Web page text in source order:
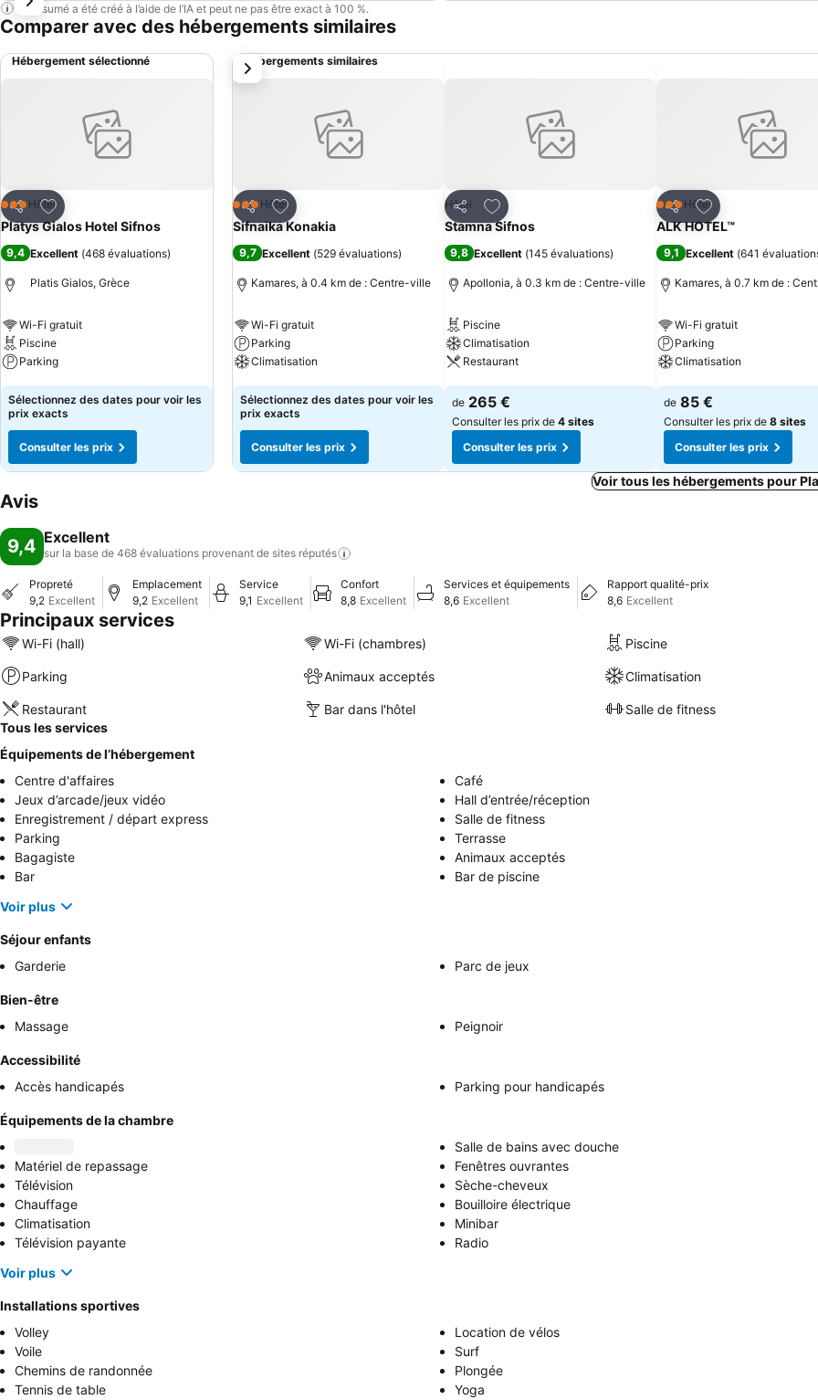
Ce résumé a été créé à l’aide de l’IA et peut ne pas être exact à 100 %.
Comparer avec des hébergements similaires
Hébergement sélectionné
Partager
Ajouter à mes favoris
3 ÉtoilesHôtel
Platys Gialos Hotel Sifnos
9,4 Excellent (468 évaluations)
Platis Gialos, Grèce
Wi-Fi gratuit
Piscine
Parking
Consulter les prix
Sélectionnez des dates pour voir les
prix exacts
Consulter les prix
Hébergements similaires
Partager
Ajouter à mes favoris
3 ÉtoilesHôtel
Sifnaika Konakia
9,7 Excellent (529 évaluations)
Kamares, à 0.4 km de : Centre-ville
Wi-Fi gratuit
Parking
Climatisation
Consulter les prix
Sélectionnez des dates pour voir les
prix exacts
Consulter les prix
Partager
Ajouter à mes favoris
Hôtel
Stamna Sifnos
9,8 Excellent (145 évaluations)
Apollonia, à 0.3 km de : Centre-ville
Piscine
Climatisation
Restaurant
Consulter les prix
de 265 €
Consulter les prix de 4 sites
Consulter les prix
Partager
Ajouter à mes
3 ÉtoilesHôtel
ALK HOTEL™
9,1 Excellent (641
Kamares, à 0.7 km de :
Wi-Fi gratuit
Parking
Climatisation
Consulter les prix
de 85 €
Consulter les prix de 8 sites
Consulter les prix
suivant
Voir tous les hébergements pour
Avis
9,4 Excellent
sur la base de 468 évaluations provenant de sites réputés
Propreté
9,2 Excellent
Emplacement
9,2 Excellent
Service
9,1 Excellent
Confort
8,8 Excellent
Services et équipements
8,6 Excellent
Rapport qualité-prix
8,6 Excellent
Principaux services
Wi-Fi (hall) Wi-Fi (chambres) Piscine
Parking Animaux acceptés Climatisation
Restaurant Bar dans l'hôtel
Salle de fitness
Tous les services
Équipements de l’hébergement
Centre d'affaires
Café
Jeux d’arcade/jeux vidéo
Hall d’entrée/réception
Enregistrement / départ express
Salle de fitness
Parking
Terrasse
Bagagiste
Animaux acceptés
Bar
Bar de piscine
Voir plus
Séjour enfants
Garderie
Parc de jeux
Bien-être
Massage
Peignoir
Accessibilité
Accès handicapés
Parking pour handicapés
Équipements de la chambre
Salle de bains avec douche
Matériel de repassage
Fenêtres ouvrantes
Télévision
Sèche-cheveux
Chauffage
Bouilloire électrique
Climatisation
Minibar
Télévision payante
Radio
Voir plus
Installations sportives
Volley
Location de vélos
Voile
Surf
Chemins de randonnée
Plongée
Tennis de table
Yoga